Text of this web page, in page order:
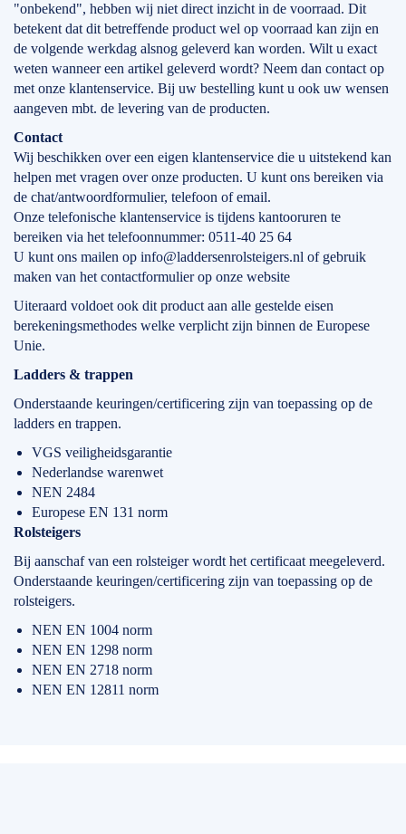
"onbekend", hebben wij niet direct inzicht in de voorraad. Dit
betekent dat dit betreffende product wel op voorraad kan zijn en
de volgende werkdag alsnog geleverd kan worden. Wilt u exact
weten wanneer een artikel geleverd wordt? Neem dan contact op
met onze klantenservice. Bij uw bestelling kunt u ook uw wensen
aangeven mbt. de levering van de producten.
Contact
Wij beschikken over een eigen klantenservice die u uitstekend kan
helpen met vragen over onze producten. U kunt ons bereiken via
de chat/antwoordformulier, telefoon of email.
Onze telefonische klantenservice is tijdens kantooruren te
bereiken via het telefoonnummer: 0511-40 25 64
U kunt ons mailen op info@laddersenrolsteigers.nl of gebruik
maken van het contactformulier op onze website
Uiteraard voldoet ook dit product aan alle gestelde eisen
berekeningsmethodes welke verplicht zijn binnen de Europese
Unie.
Ladders & trappen
Onderstaande keuringen/certificering zijn van toepassing op de
ladders en trappen.
VGS veiligheidsgarantie
Nederlandse warenwet
NEN 2484
Europese EN 131 norm
Rolsteigers
Bij aanschaf van een rolsteiger wordt het certificaat meegeleverd.
Onderstaande keuringen/certificering zijn van toepassing op de
rolsteigers.
NEN EN 1004 norm
NEN EN 1298 norm
NEN EN 2718 norm
NEN EN 12811 norm